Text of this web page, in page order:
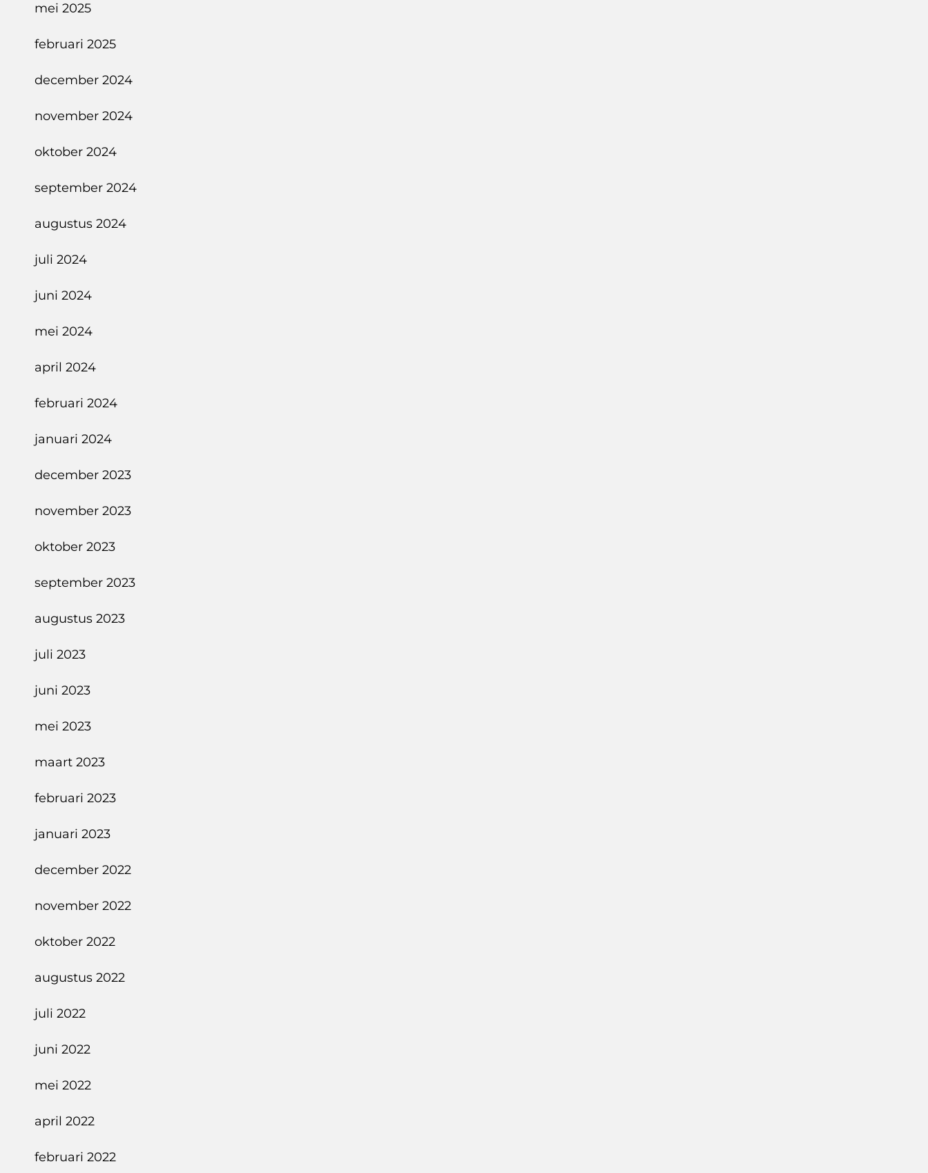
mei 2025
februari 2025
december 2024
november 2024
oktober 2024
september 2024
augustus 2024
juli 2024
juni 2024
mei 2024
april 2024
februari 2024
januari 2024
december 2023
november 2023
oktober 2023
september 2023
augustus 2023
juli 2023
juni 2023
mei 2023
maart 2023
februari 2023
januari 2023
december 2022
november 2022
oktober 2022
augustus 2022
juli 2022
juni 2022
mei 2022
april 2022
februari 2022